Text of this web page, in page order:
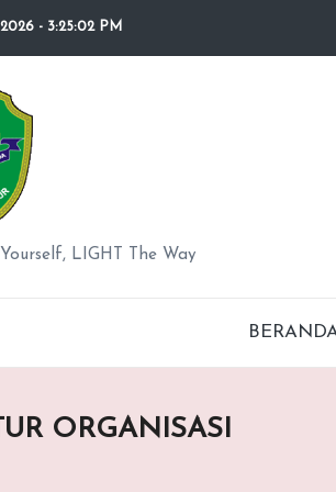
- 3:25:02 PM
LIGHT The Way
ORGANISASI